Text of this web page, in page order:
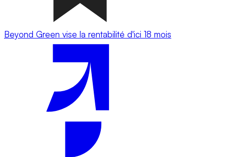
Beyond Green vise la rentabilité d'ici 18 mois